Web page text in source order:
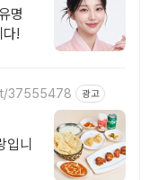
명
!
37555478 광고
입니